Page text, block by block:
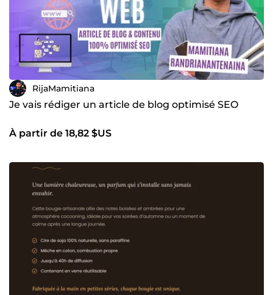
RijaMamitiana
Je vais rédiger un article de blog optimisé SEO
À partir de 18,82 $US